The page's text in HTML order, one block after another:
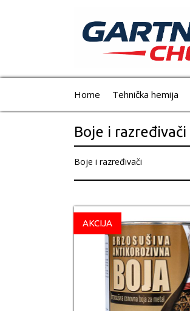
Home Tehnička hemija
Boje i razređivači
Boje i razređivači
AKCIJA